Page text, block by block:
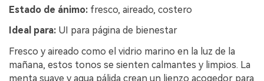
Estado de ánimo: fresco, aireado, costero
Ideal para: UI para página de bienestar
Fresco y aireado como el vidrio marino en la luz de la
mañana, estos tonos se sienten calmantes y limpios. La
menta suave y aqua pálida crean un lienzo acogedor para